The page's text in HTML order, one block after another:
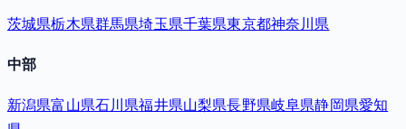
茨城県栃木県群馬県埼玉県千葉県東京都神奈川県
中部
新潟県富山県石川県福井県山梨県長野県岐阜県静岡県愛知